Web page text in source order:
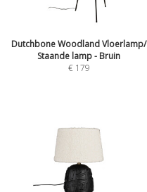
Dutchbone Woodland Vloerlamp/
Staande lamp - Bruin
€ 179